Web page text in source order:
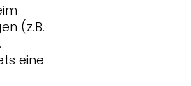
(z.B.
eine